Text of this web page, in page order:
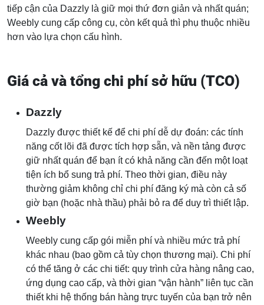
tiếp cận của Dazzly là giữ mọi thứ đơn giản và nhất quán;
Weebly cung cấp công cụ, còn kết quả thì phụ thuộc nhiều
hơn vào lựa chọn cấu hình.
Giá cả và tổng chi phí sở hữu (TCO)
Dazzly
Dazzly được thiết kế để chi phí dễ dự đoán: các tính
năng cốt lõi đã được tích hợp sẵn, và nền tảng được
giữ nhất quán để bạn ít có khả năng cần đến một loạt
tiện ích bổ sung trả phí. Theo thời gian, điều này
thường giảm không chỉ chi phí đăng ký mà còn cả số
giờ bạn (hoặc nhà thầu) phải bỏ ra để duy trì thiết lập.
Weebly
Weebly cung cấp gói miễn phí và nhiều mức trả phí
khác nhau (bao gồm cả tùy chọn thương mại). Chi phí
có thể tăng ở các chi tiết: quy trình cửa hàng nâng cao,
ứng dụng cao cấp, và thời gian “vận hành” liên tục cần
thiết khi hệ thống bán hàng trực tuyến của bạn trở nên